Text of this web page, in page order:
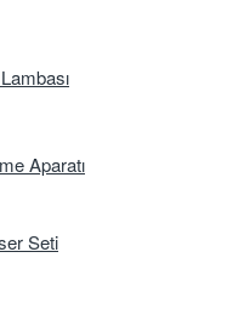
Aparatı
Seti